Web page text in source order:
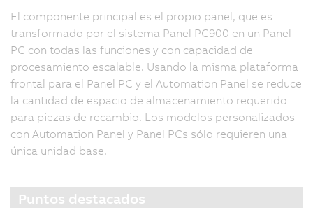
El componente principal es el propio panel, que es
transformado por el sistema Panel PC900 en un Panel
PC con todas las funciones y con capacidad de
procesamiento escalable. Usando la misma plataforma
frontal para el Panel PC y el Automation Panel se reduce
la cantidad de espacio de almacenamiento requerido
para piezas de recambio. Los modelos personalizados
con Automation Panel y Panel PCs sólo requieren una
única unidad base.
Puntos destacados